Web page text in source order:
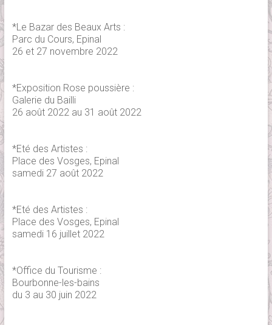
*Le Bazar des Beaux Arts :
Parc du Cours, Epinal
26 et 27 novembre 2022
*Exposition Rose poussière :
Galerie du Bailli
26 août 2022 au 31 août 2022
*Eté des Artistes :
Place des Vosges, Epinal
samedi 27 août 2022
*Eté des Artistes :
Place des Vosges, Epinal
samedi 16 juillet 2022
*Office du Tourisme :
Bourbonne-les-bains
du 3 au 30 juin 2022